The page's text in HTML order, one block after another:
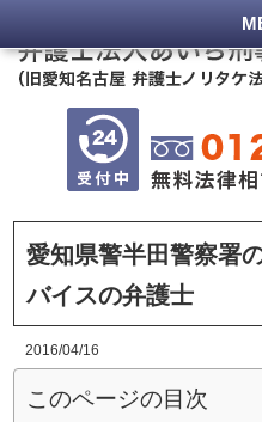
愛知県警半田警察署
バイスの弁護士
2016/04/16
このページの目次